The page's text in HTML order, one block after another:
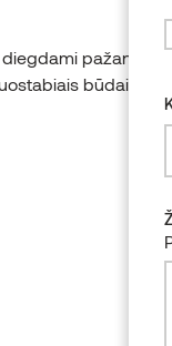
pažangias
būdais –